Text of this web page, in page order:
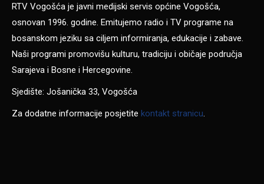
RTV Vogošća je javni medijski servis općine Vogošća,
osnovan 1996. godine. Emitujemo radio i TV programe na
bosanskom jeziku sa ciljem informiranja, edukacije i zabave.
Naši programi promovišu kulturu, tradiciju i običaje područja
Sarajeva i Bosne i Hercegovine.
Sjedište: Jošanička 33, Vogošća
Za dodatne informacije posjetite kontakt stranicu